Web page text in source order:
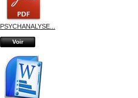
PSYCHANALYSE...
Voir